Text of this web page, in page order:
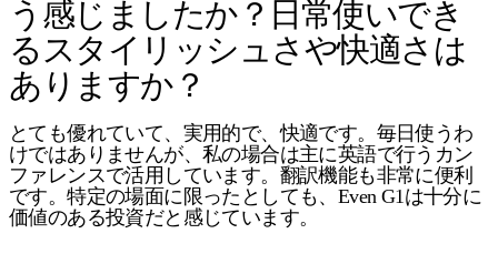
う感じましたか？日常使いでき
るスタイリッシュさや快適さは
ありますか？
とても優れていて、実用的で、快適です。毎日使うわ
けではありませんが、私の場合は主に英語で行うカン
ファレンスで活用しています。翻訳機能も非常に便利
です。特定の場面に限ったとしても、Even G1は十分に
価値のある投資だと感じています。